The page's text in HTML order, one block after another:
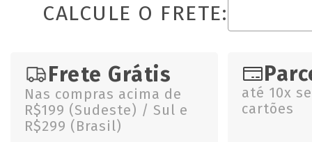
CALCULE O FRETE:
Frete Grátis
Nas compras acima de
R$199 (Sudeste) / Sul e
R$299 (Brasil)
até 10x
cartões